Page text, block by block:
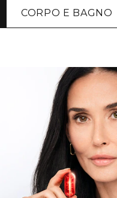
CORPO E BAGNO